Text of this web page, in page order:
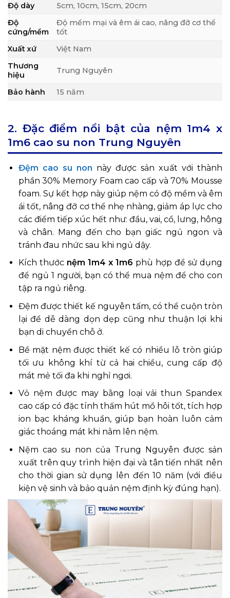
Độ dày
5cm, 10cm, 15cm, 20cm
Độ
cứng/mềm
Độ mềm mại và êm ái cao, nâng đỡ cơ thể
tốt
Xuất xứ
Việt Nam
Thương
hiệu
Trung Nguyên
Bảo hành 15 năm
2. Đặc điểm nổi bật của nệm 1m4 x
1m6 cao su non Trung Nguyên
Đệm cao su non này được sản xuất với thành
phần 30% Memory Foam cao cấp và 70% Mousse
foam. Sự kết hợp này giúp nệm có độ mềm và êm
ái tốt, nâng đỡ cơ thể nhẹ nhàng, giảm áp lực cho
các điểm tiếp xúc hết như: đầu, vai, cổ, lưng, hông
và chân. Mang đến cho bạn giấc ngủ ngon và
tránh đau nhức sau khi ngủ dậy.
Kích thước nệm 1m4 x 1m6 phù hợp để sử dụng
để ngủ 1 người, bạn có thể mua nệm để cho con
tập ra ngủ riêng.
Đệm được thiết kế nguyên tấm, có thể cuộn tròn
lại để dễ dàng dọn dẹp cũng như thuận lợi khi
bạn di chuyển chỗ ở.
Bề mặt nệm được thiết kế có nhiều lỗ tròn giúp
tối ưu không khí từ cả hai chiều, cung cấp độ
mát mẻ tối đa khi nghỉ ngơi.
Vỏ nệm được may bằng loại vải thun Spandex
cao cấp có đặc tính thấm hút mồ hôi tốt, tích hợp
ion bạc kháng khuẩn, giúp bạn hoàn luôn cảm
giác thoáng mát khi nằm lên nệm.
Nệm cao su non của Trung Nguyên được sản
xuất trên quy trình hiện đại và tân tiến nhất nên
cho thời gian sử dụng lên đến 10 năm (với điều
kiện vệ sinh và bảo quản nệm định kỳ đúng hạn).